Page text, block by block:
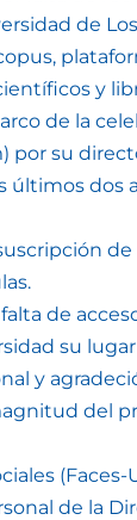
de
y
de la
por su
dos
de
su
y
del
de la